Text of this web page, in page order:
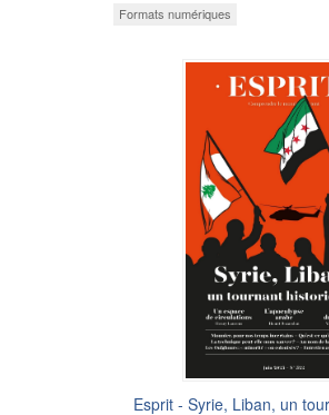
Formats numériques
Esprit - Syrie, Liban, un